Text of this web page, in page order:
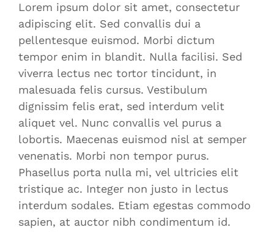
Lorem ipsum dolor sit amet, consectetur
adipiscing elit. Sed convallis dui a
pellentesque euismod. Morbi dictum
tempor enim in blandit. Nulla facilisi. Sed
viverra lectus nec tortor tincidunt, in
malesuada felis cursus. Vestibulum
dignissim felis erat, sed interdum velit
aliquet vel. Nunc convallis vel purus a
lobortis. Maecenas euismod nisl at semper
venenatis. Morbi non tempor purus.
Phasellus porta nulla mi, vel ultricies elit
tristique ac. Integer non justo in lectus
interdum sodales. Etiam egestas commodo
sapien, at auctor nibh condimentum id.